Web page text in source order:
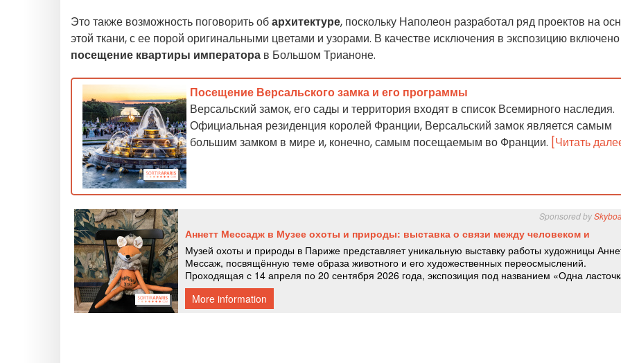
Это также возможность поговорить обархитектуре, поскольку Наполеон разработал ряд проектов на
этой ткани, с ее порой оригинальными цветами и узорами. В качестве исключения в экспозицию включено
посещение квартиры императора в Большом Трианоне.
Посещение Версальского замка и его программы
Версальский замок, его сады и территория входят в список Всемирного наследия.
Официальная резиденция королей Франции, Версальский замок является самым
большим замком в мире и, конечно, самым посещаемым во Франции. [Читать